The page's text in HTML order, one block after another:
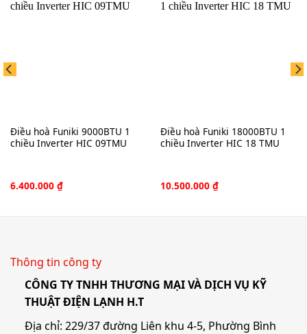
Điều hoà Funiki 9000BTU 1
chiều Inverter HIC 09TMU
6.400.000 ₫
Điều hoà Funiki 18000BTU 1
chiều Inverter HIC 18 TMU
10.500.000 ₫
Thông tin công ty
CÔNG TY TNHH THƯƠNG MẠI VÀ DỊCH VỤ KỸ
THUẬT ĐIỆN LẠNH H.T
Địa chỉ: 229/37 đường Liên khu 4-5, Phường Bình